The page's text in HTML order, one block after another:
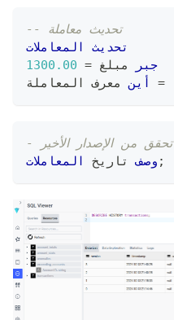
-- تحديث معاملة
تحديث
المعاملات
جبر
مبلغ =
1300.00
أين
=
- تحقق من الإصدار الأخير
وصف تاريخ المعاملات ;